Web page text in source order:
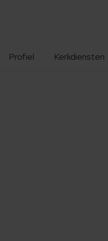
Profiel Kerkdiensten